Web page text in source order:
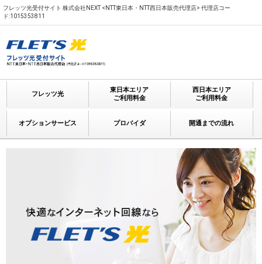
フレッツ光受付サイト 株式会社NEXT <NTT東日本・NTT西日本販売代理店> 代理店コー
ド:1015353811
フレッツ光
東日本エリア
ご利用料金
西日本エリア
ご利用料金
オプションサービス プロバイダ 開通までの流れ